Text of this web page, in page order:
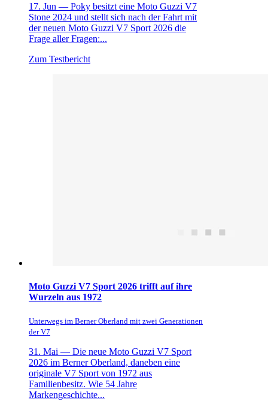
17. Jun — Poky besitzt eine Moto Guzzi V7
Stone 2024 und stellt sich nach der Fahrt mit
der neuen Moto Guzzi V7 Sport 2026 die
Frage aller Fragen:...
Zum Testbericht
Moto Guzzi V7 Sport 2026 trifft auf ihre
Wurzeln aus 1972
Unterwegs im Berner Oberland mit zwei Generationen
der V7
31. Mai — Die neue Moto Guzzi V7 Sport
2026 im Berner Oberland, daneben eine
originale V7 Sport von 1972 aus
Familienbesitz. Wie 54 Jahre
Markengeschichte...